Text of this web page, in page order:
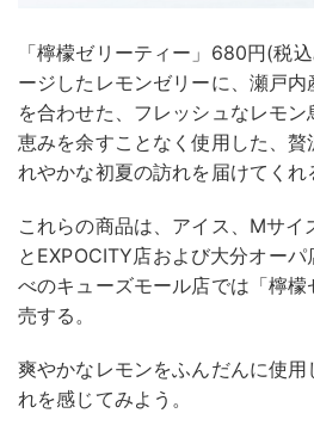
「檸檬ゼリーティー」680円(税
ージしたレモンゼリーに、瀬戸内
を合わせた、フレッシュなレモ
恵みを余すことなく使用した、
れやかな初夏の訪れを届けてくれ
これらの商品は、アイス、Mサイ
とEXPOCITY店および大分オー
べのキューズモール店では「檸
売する。
爽やかなレモンをふんだんに使
れを感じてみよう。